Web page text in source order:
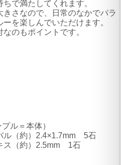
で満たしてくれます。
さなので、日常のなかでパラ
を楽しんでいただけます。
のもポイントです。
ル＝本体）
ル（約）2.4×1.7mm 5石
ス（約）2.5mm 1石